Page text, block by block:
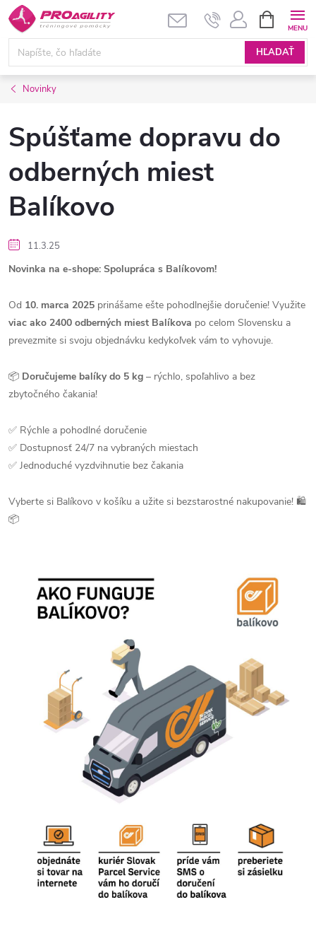
Prejsť
na
obsah
HĽADAŤ
KOŠÍK
Novinky
Spúšťame dopravu do
odberných miest
Balíkovo
11.3.25
Novinka na e-shope: Spolupráca s Balíkovom!
Od 10. marca 2025 prinášame ešte pohodlnejšie doručenie! Využite
viac ako 2400 odberných miest Balíkova po celom Slovensku a
prevezmite si svoju objednávku kedykoľvek vám to vyhovuje.
📦 Doručujeme balíky do 5 kg – rýchlo, spoľahlivo a bez
zbytočného čakania!
✅ Rýchle a pohodlné doručenie
✅ Dostupnosť 24/7 na vybraných miestach
✅ Jednoduché vyzdvihnutie bez čakania
Vyberte si Balíkovo v košíku a užite si bezstarostné nakupovanie! 🛍
📦